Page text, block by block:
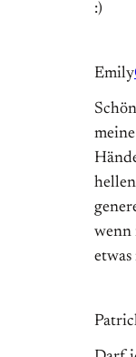
:)
Emily
wenn
etwas